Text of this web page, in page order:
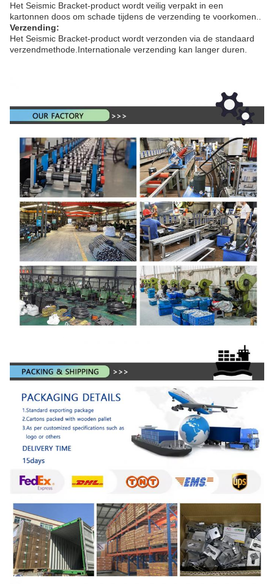
Het Seismic Bracket-product wordt veilig verpakt in een
kartonnen doos om schade tijdens de verzending te voorkomen..
Verzending:
Het Seismic Bracket-product wordt verzonden via de standaard
verzendmethode.Internationale verzending kan langer duren.